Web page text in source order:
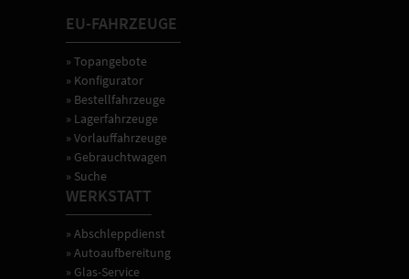
EU-FAHRZEUGE
» Topangebote
» Konfigurator
» Bestellfahrzeuge
» Lagerfahrzeuge
» Vorlauffahrzeuge
» Gebrauchtwagen
» Suche
WERKSTATT
» Abschleppdienst
» Autoaufbereitung
» Glas-Service